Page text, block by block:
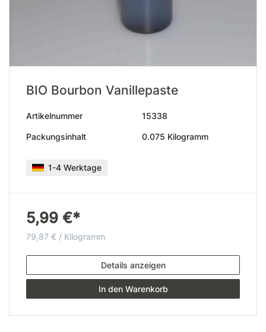
BIO Bourbon Vanillepaste
Artikelnummer 15338
Packungsinhalt 0.075 Kilogramm
1-4 Werktage
5,99 €*
79,87 € / Kilogramm
Details anzeigen
In den Warenkorb